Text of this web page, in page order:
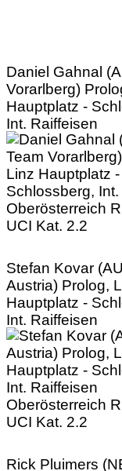
Daniel Gahnal
Vorarlberg)
Hauptplatz -
Int. Raiffeisen
Oberösterreich
UCI Kat. 2.2
Stefan Kovar
Austria) Prolog,
Hauptplatz -
Int. Raiffeisen
Oberösterreich
UCI Kat. 2.2
Rick Pluimers